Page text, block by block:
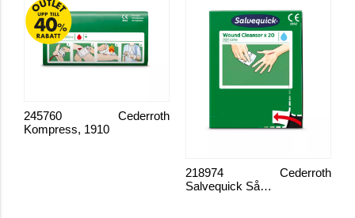
Kompress, 1910
Cederroth
245760
Salvequick Sårtvättare
Cederroth
218974